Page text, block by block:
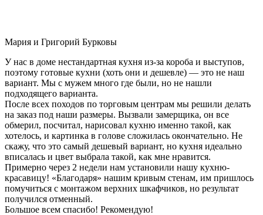
Мария и Григорий Бурковы
У нас в доме нестандартная кухня из-за короба и выступов,
поэтому готовые кухни (хоть они и дешевле) — это не наш
вариант. Мы с мужем много где были, но не нашли
подходящего варианта.
После всех походов по торговым центрам мы решили делать
на заказ под наши размеры. Вызвали замерщика, он все
обмерил, посчитал, нарисовал кухню именно такой, как
хотелось, и картинка в голове сложилась окончательно. Не
скажу, что это самый дешевый вариант, но кухня идеально
вписалась и цвет выбрала такой, как мне нравится.
Примерно через 2 недели нам установили нашу кухню-
красавицу! «Благодаря» нашим кривым стенам, им пришлось
помучиться с монтажом верхних шкафчиков, но результат
получился отменный.
Большое всем спасибо! Рекомендую!